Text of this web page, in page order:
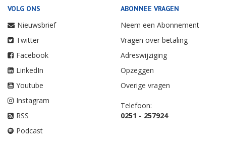
VOLG ONS
Nieuwsbrief
Twitter
Facebook
LinkedIn
Youtube
Instagram
RSS
Podcast
ABONNEE VRAGEN
Neem een Abonnement
Vragen over betaling
Adreswijziging
Opzeggen
Overige vragen
Telefoon:
0251 - 257924